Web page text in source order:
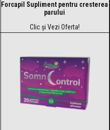
Forcapil Supliment pentru cresterea
parului
Clic și Vezi Oferta!